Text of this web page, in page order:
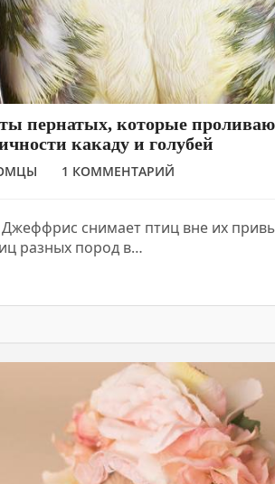
пернатых, которые
какаду и голубей
1 КОММЕНТАРИЙ
снимает птиц вне их
разных пород в…